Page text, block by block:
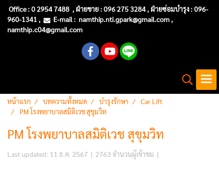
Office :0 2954 7488 , ฝ่ายขาย : 096 275 3284 , ฝ่ายซ่อมบำรุง :096-
960-1341 , E-mail : namthip.nti.gpark@gmail.com ,
namthip.c04@gmail.com
หน้าแรก บทความทั้งหมด บำรุงรักษา
Car Lift
PM โรงพยาบาลสมิติเวช สุขุมวิท
PM โรงพยาบาลสมิติเวช สุขุมวิท
Last updated: 11 ธ.ค. 2567 | 2763 จำนวนผู้เข้าชม |